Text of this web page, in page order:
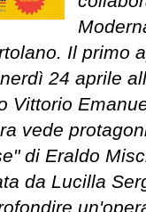
Il primo
24 aprile
Vittorio
vede
di Eraldo
da Lucilla